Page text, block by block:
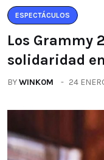
ESPECTÁCULOS
Los Grammy
solidaridad
BYWINK0M 24